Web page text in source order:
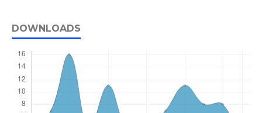
DOWNLOADS